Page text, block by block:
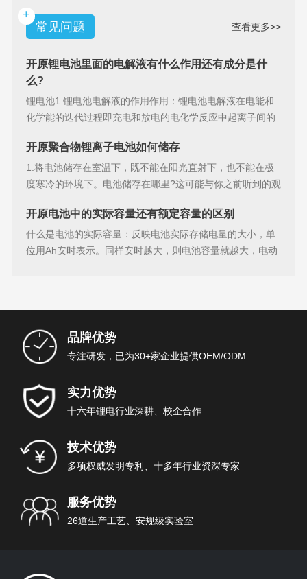
+
常见问题
查看更多>>
开原锂电池里面的电解液有什么作用还有成分是什
么?
锂电池1.锂电池电解液的作用作用：锂电池电解液在电能和
化学能的迭代过程即充电和放电的电化学反应中起离子间的
开原聚合物锂离子电池如何储存
1.将电池储存在室温下，既不能在阳光直射下，也不能在极
度寒冷的环境下。电池储存在哪里?这可能与你之前听到的观
开原电池中的实际容量还有额定容量的区别
什么是电池的实际容量：反映电池实际存储电量的大小，单
位用Ah安时表示。同样安时越大，则电池容量就越大，电动
品牌优势
专注研发，已为30+家企业提供OEM/ODM
实力优势
十六年锂电行业深耕、校企合作
技术优势
多项权威发明专利、十多年行业资深专家
服务优势
26道生产工艺、安规级实验室